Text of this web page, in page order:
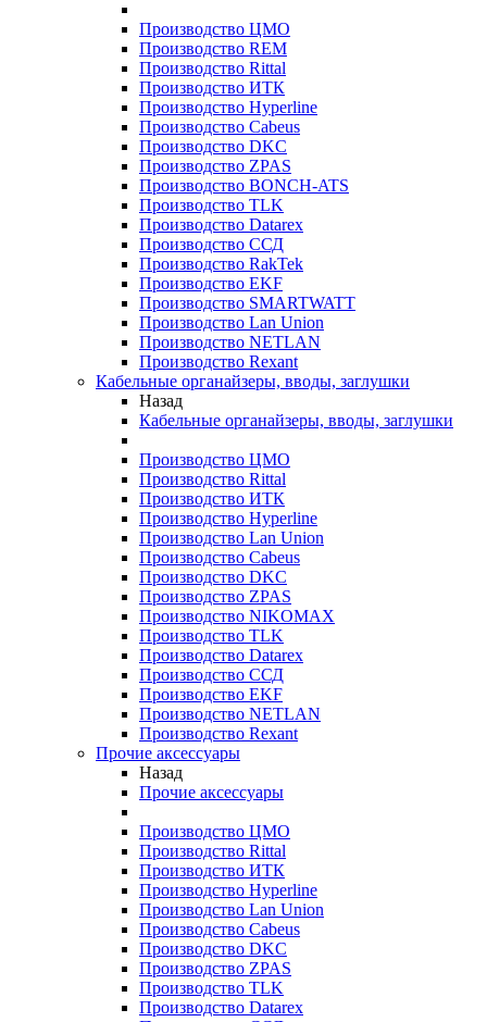
Производство ЦМО
Производство REM
Производство Rittal
Производство ИТК
Производство Hyperline
Производство Cabeus
Производство DKC
Производство ZPAS
Производство BONCH-ATS
Производство TLK
Производство Datarex
Производство ССД
Производство RakTek
Производство EKF
Производство SMARTWATT
Производство Lan Union
Производство NETLAN
Производство Rexant
Кабельные органайзеры, вводы, заглушки
Назад
Кабельные органайзеры, вводы, заглушки
Производство ЦМО
Производство Rittal
Производство ИТК
Производство Hyperline
Производство Lan Union
Производство Cabeus
Производство DKC
Производство ZPAS
Производство NIKOMAX
Производство TLK
Производство Datarex
Производство ССД
Производство EKF
Производство NETLAN
Производство Rexant
Прочие аксеcсуары
Назад
Прочие аксеcсуары
Производство ЦМО
Производство Rittal
Производство ИТК
Производство Hyperline
Производство Lan Union
Производство Cabeus
Производство DKC
Производство ZPAS
Производство TLK
Производство Datarex